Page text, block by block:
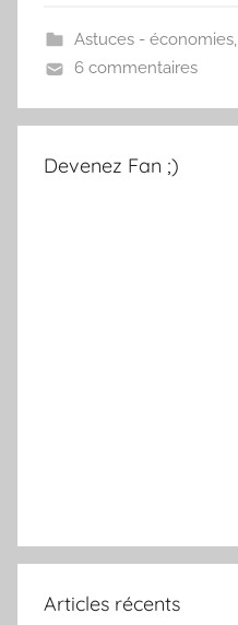
Astuces - économies,
6 commentaires
Devenez Fan ;)
Articles récents